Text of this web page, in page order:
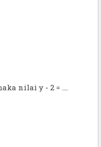
nilai y - 2 = ....